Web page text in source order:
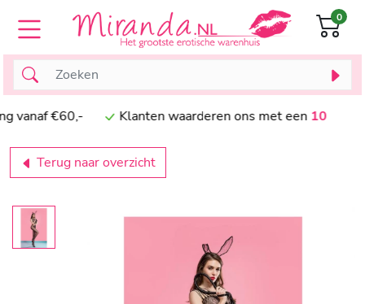
€60,- Klanten waarderen ons met een10
0
Terug naar overzicht